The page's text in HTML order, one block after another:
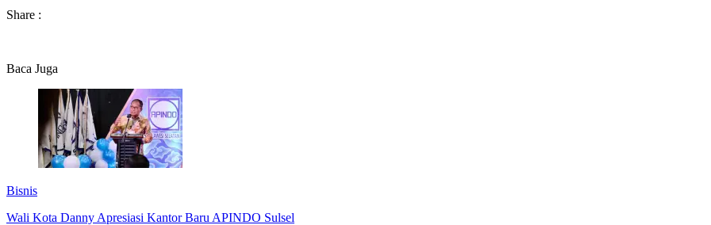
Share :
Baca Juga
Bisnis
Wali Kota Danny Apresiasi Kantor Baru APINDO Sulsel